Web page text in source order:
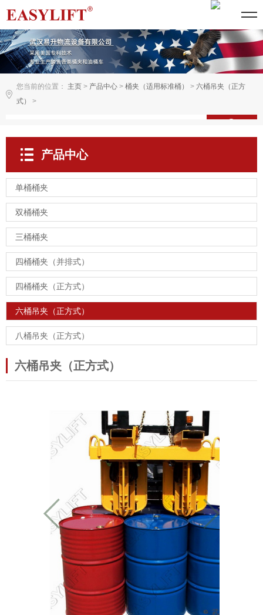
您当前的位置： 主页 > 产品中心 > 桶夹（适用标准桶） > 六桶吊夹（正方
式）
>
产品中心
单桶桶夹
双桶桶夹
三桶桶夹
四桶桶夹（并排式）
四桶桶夹（正方式）
六桶吊夹（正方式）
八桶吊夹（正方式）
六桶吊夹（正方式）